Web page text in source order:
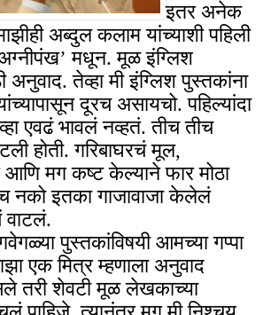
इतर अनेक
माझीही अब्दुल कलाम यांच्याशी पहिली
मधून. मूळ इंग्लिश
अनुवाद. तेव्हा मी इंग्लिश पुस्तकांना
दूरच असायचो. पहिल्यांदा
एवढं भावलं नव्हतं. तीच तीच
होती. गरिबाघरचं मूल,
मग कष्ट केल्याने फार मोठा
नको इतका गाजावाजा केलेलं
पुस्तकांविषयी आमच्या गप्पा
एक मित्र म्हणाला अनुवाद
तरी शेवटी मूळ लेखकाच्या